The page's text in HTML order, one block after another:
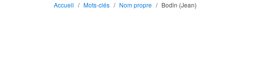
Accueil Mots-clés Nom propre Bodin (Jean)